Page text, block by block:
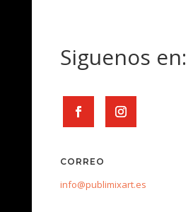
Siguenos en:
CORREO
info@publimixart.es